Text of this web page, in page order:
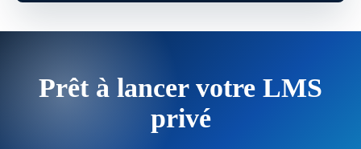
Prêt à lancer votre LMS
privé